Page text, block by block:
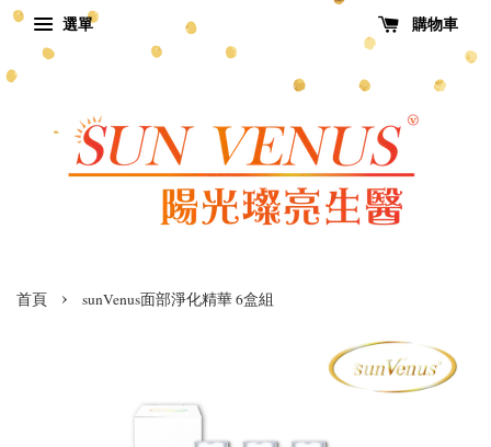
選單 購物車
首頁 › sunVenus面部淨化精華 6盒組